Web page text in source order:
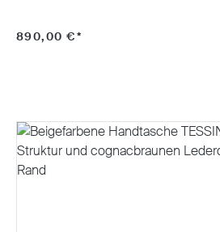
890,00 €*